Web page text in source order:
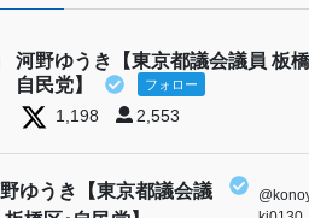
河野ゆうき【東京都議会議員 板
自民党】
フォロー
1,198 2,553
ゆうき【東京都議会議